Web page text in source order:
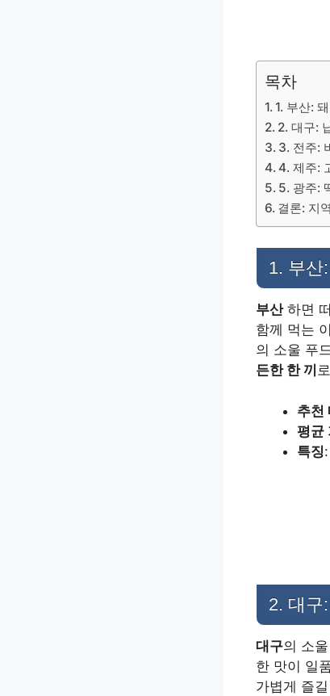
목차
1. 부산:
2. 대구:
3. 전주:
4. 제주:
5. 광주:
결론: 지
1. 부산
부산하면
함께 먹는
의 소울 푸
든한 한 끼
추천
평균
특징
2. 대구
대구의 소
한 맛이 일
가볍게 즐